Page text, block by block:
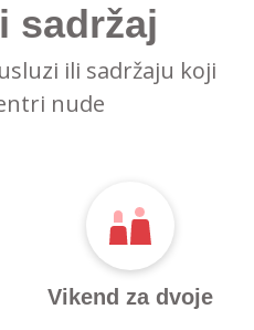
sadržaj
ili sadržaju koji
nude
Vikend za dvoje